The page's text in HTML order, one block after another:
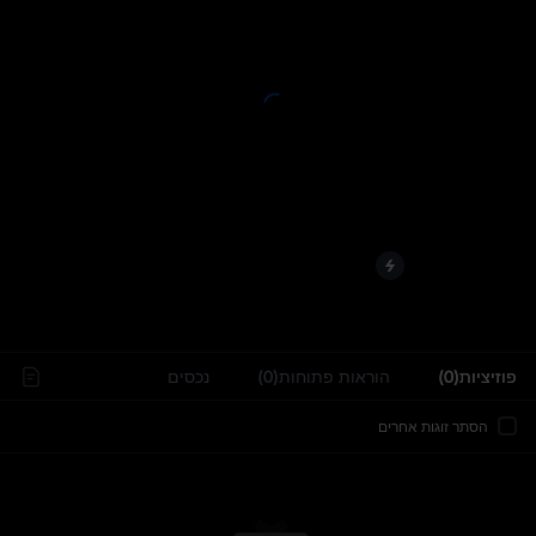
פוזיציות(0) הוראות פתוחות(0) נכסים
הסתר זוגות אחרים